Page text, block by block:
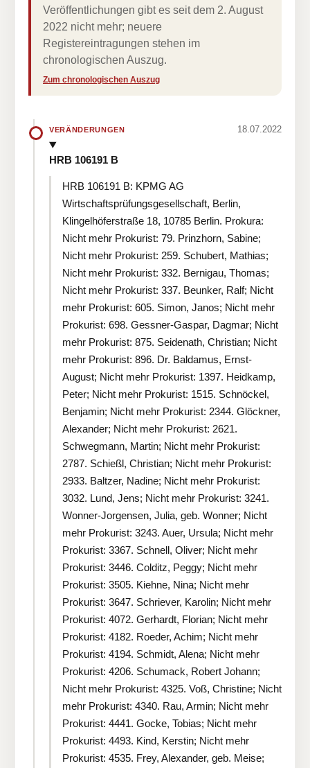
Veröffentlichungen gibt es seit dem 2. August
2022 nicht mehr; neuere
Registereintragungen stehen im
chronologischen Auszug.
Zum chronologischen Auszug
VERÄNDERUNGEN 18.07.2022
HRB 106191 B
HRB 106191 B: KPMG AG
Wirtschaftsprüfungsgesellschaft, Berlin,
Klingelhöferstraße 18, 10785 Berlin. Prokura:
Nicht mehr Prokurist: 79. Prinzhorn, Sabine;
Nicht mehr Prokurist: 259. Schubert, Mathias;
Nicht mehr Prokurist: 332. Bernigau, Thomas;
Nicht mehr Prokurist: 337. Beunker, Ralf; Nicht
mehr Prokurist: 605. Simon, Janos; Nicht mehr
Prokurist: 698. Gessner-Gaspar, Dagmar; Nicht
mehr Prokurist: 875. Seidenath, Christian; Nicht
mehr Prokurist: 896. Dr. Baldamus, Ernst-
August; Nicht mehr Prokurist: 1397. Heidkamp,
Peter; Nicht mehr Prokurist: 1515. Schnöckel,
Benjamin; Nicht mehr Prokurist: 2344. Glöckner,
Alexander; Nicht mehr Prokurist: 2621.
Schwegmann, Martin; Nicht mehr Prokurist:
2787. Schießl, Christian; Nicht mehr Prokurist:
2933. Baltzer, Nadine; Nicht mehr Prokurist:
3032. Lund, Jens; Nicht mehr Prokurist: 3241.
Wonner-Jorgensen, Julia, geb. Wonner; Nicht
mehr Prokurist: 3243. Auer, Ursula; Nicht mehr
Prokurist: 3367. Schnell, Oliver; Nicht mehr
Prokurist: 3446. Colditz, Peggy; Nicht mehr
Prokurist: 3505. Kiehne, Nina; Nicht mehr
Prokurist: 3647. Schriever, Karolin; Nicht mehr
Prokurist: 4072. Gerhardt, Florian; Nicht mehr
Prokurist: 4182. Roeder, Achim; Nicht mehr
Prokurist: 4194. Schmidt, Alena; Nicht mehr
Prokurist: 4206. Schumack, Robert Johann;
Nicht mehr Prokurist: 4325. Voß, Christine; Nicht
mehr Prokurist: 4340. Rau, Armin; Nicht mehr
Prokurist: 4441. Gocke, Tobias; Nicht mehr
Prokurist: 4493. Kind, Kerstin; Nicht mehr
Prokurist: 4535. Frey, Alexander, geb. Meise;